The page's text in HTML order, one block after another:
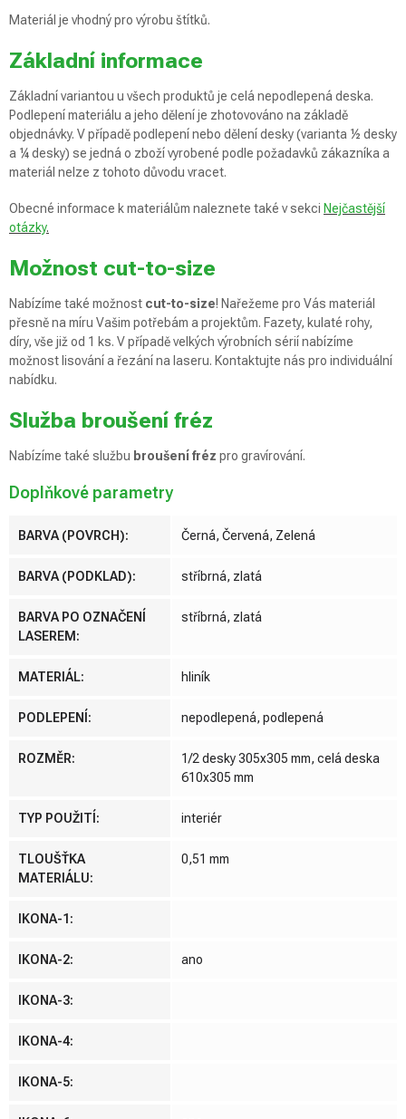
Materiál je vhodný pro výrobu štítků.
Základní informace
Základní variantou u všech produktů je celá nepodlepená deska.
Podlepení materiálu a jeho dělení je zhotovováno na základě
objednávky. V případě podlepení nebo dělení desky (varianta ½ desky
a ¼ desky) se jedná o zboží vyrobené podle požadavků zákazníka a
materiál nelze z tohoto důvodu vracet.
Obecné informace k materiálům naleznete také v sekci Nejčastější
otázky.
Možnost cut-to-size
Nabízíme také možnost cut-to-size! Nařežeme pro Vás materiál
přesně na míru Vašim potřebám a projektům. Fazety, kulaté rohy,
díry, vše již od 1 ks. V případě velkých výrobních sérií nabízíme
možnost lisování a řezání na laseru. Kontaktujte nás pro individuální
nabídku.
Služba broušení fréz
Nabízíme také službu broušení fréz pro gravírování.
Doplňkové parametry
BARVA (POVRCH): Černá, Červená, Zelená
BARVA (PODKLAD): stříbrná, zlatá
BARVA PO OZNAČENÍ
LASEREM:
stříbrná, zlatá
MATERIÁL: hliník
PODLEPENÍ: nepodlepená, podlepená
ROZMĚR:
1/2 desky 305x305 mm, celá deska
610x305 mm
TYP POUŽITÍ: interiér
TLOUŠŤKA
MATERIÁLU:
0,51 mm
IKONA-1:
IKONA-2: ano
IKONA-3:
IKONA-4:
IKONA-5: